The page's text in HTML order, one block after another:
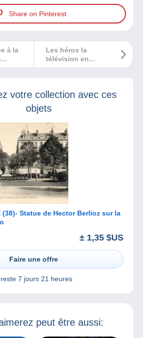
Share on Pinterest
Les héros la
télévision en
jouets des années
à la
jeux
votre collection avec ces
objets
(38)- Statue de Hector Berlioz sur la
± 1,35 $US
Faire une offre
7 jours 21 heures
peut être aussi: